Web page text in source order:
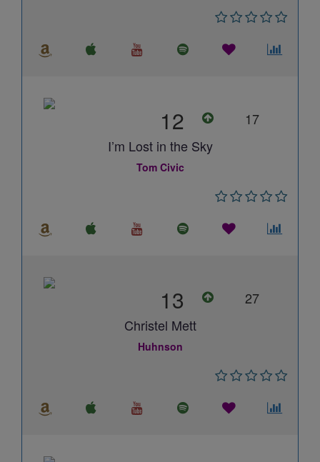
12
17
I’m Lost in the Sky
Tom Civic
13
27
Christel Mett
Huhnson